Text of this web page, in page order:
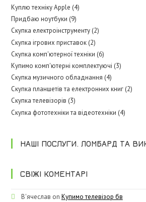
Куплю техніку Apple (4)
Придбаю ноутбуки (9)
Скупка електроінструменту (2)
Скупка ігрових приставок (2)
Скупка комп'ютерної техніки (6)
Купимо комп'ютерні комплектуючі (3)
Скупка музичного обладнання (4)
Скупка планшетів та електронних книг (2)
Скупка телевізорів (3)
Скупка фототехніки та відеотехніки (4)
НАШІ ПОСЛУГИ. ЛОМБАРД ТА
СВІЖІ КОМЕНТАРІ
В'ячеслав on Купимо телевізор бв